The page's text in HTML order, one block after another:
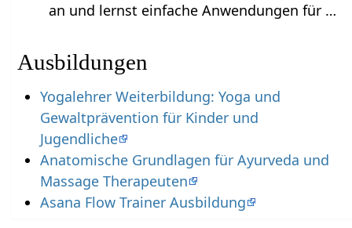
an und lernst einfache Anwendungen für …
Ausbildungen
Yogalehrer Weiterbildung: Yoga und
Gewaltprävention für Kinder und
Jugendliche
Anatomische Grundlagen für Ayurveda und
Massage Therapeuten
Asana Flow Trainer Ausbildung